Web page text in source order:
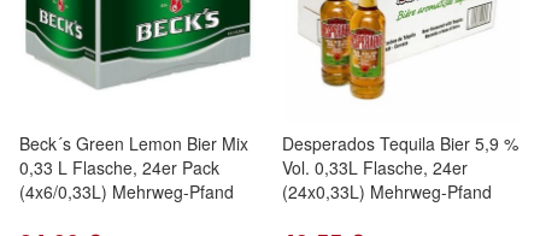
Beck´s Green Lemon Bier Mix
0,33 L Flasche, 24er Pack
(4x6/0,33L) Mehrweg-Pfand
Desperados Tequila Bier 5,9 %
Vol. 0,33L Flasche, 24er
(24x0,33L) Mehrweg-Pfand